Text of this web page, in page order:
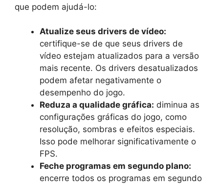
que podem ajudá-lo:
Atualize seus drivers de vídeo:
certifique-se de que seus drivers de
vídeo estejam atualizados para a versão
mais recente. Os drivers desatualizados
podem afetar negativamente o
desempenho do jogo.
Reduza a qualidade gráfica: diminua as
configurações gráficas do jogo, como
resolução, sombras e efeitos especiais.
Isso pode melhorar significativamente o
FPS.
Feche programas em segundo plano:
encerre todos os programas em segundo